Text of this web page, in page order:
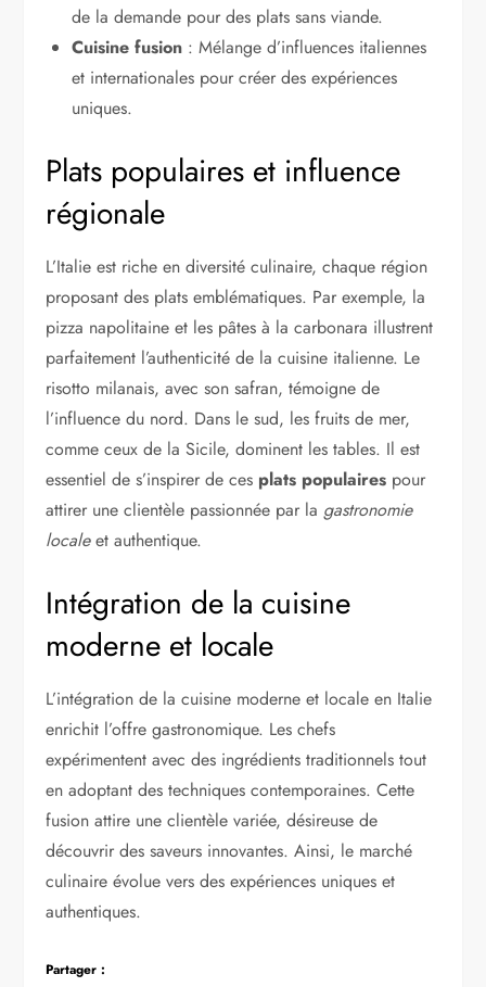
de la demande pour des plats sans viande.
Cuisine fusion : Mélange d’influences italiennes
et internationales pour créer des expériences
uniques.
Plats populaires et influence
régionale
L’Italie est riche en diversité culinaire, chaque région
proposant des plats emblématiques. Par exemple, la
pizza napolitaine et les pâtes à la carbonara illustrent
parfaitement l’authenticité de la cuisine italienne. Le
risotto milanais, avec son safran, témoigne de
l’influence du nord. Dans le sud, les fruits de mer,
comme ceux de la Sicile, dominent les tables. Il est
essentiel de s’inspirer de ces plats populaires pour
attirer une clientèle passionnée par la gastronomie
localeet authentique.
Intégration de la cuisine
moderne et locale
L’intégration de la cuisine moderne et locale en Italie
enrichit l’offre gastronomique. Les chefs
expérimentent avec des ingrédients traditionnels tout
en adoptant des techniques contemporaines. Cette
fusion attire une clientèle variée, désireuse de
découvrir des saveurs innovantes. Ainsi, le marché
culinaire évolue vers des expériences uniques et
authentiques.
Partager :